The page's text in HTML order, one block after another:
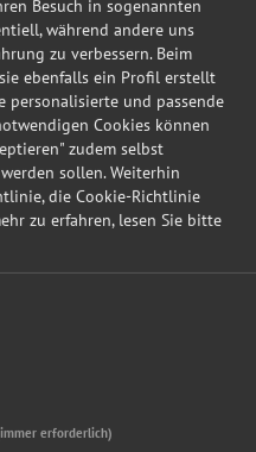
Besuch in sogenannten
während andere uns
zu verbessern. Beim
ebenfalls ein Profil erstellt
personalisierte und passende
Cookies können
zudem selbst
sollen. Weiterhin
die Cookie-Richtlinie
zu erfahren, lesen Sie bitte
erforderlich)